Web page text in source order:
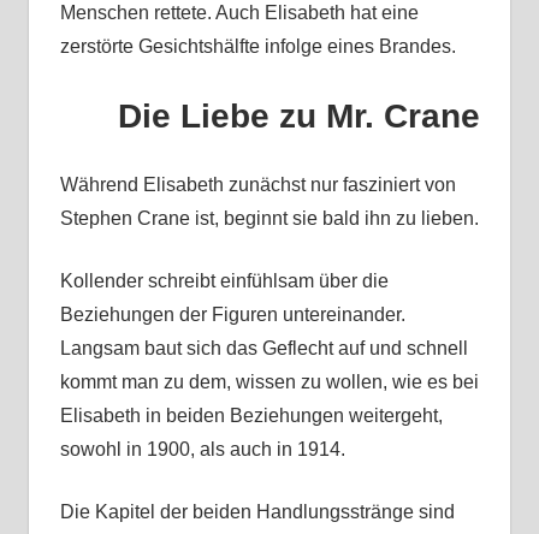
Menschen rettete. Auch Elisabeth hat eine
zerstörte Gesichtshälfte infolge eines Brandes.
Die Liebe zu Mr. Crane
Während Elisabeth zunächst nur fasziniert von
Stephen Crane ist, beginnt sie bald ihn zu lieben.
Kollender schreibt einfühlsam über die
Beziehungen der Figuren untereinander.
Langsam baut sich das Geflecht auf und schnell
kommt man zu dem, wissen zu wollen, wie es bei
Elisabeth in beiden Beziehungen weitergeht,
sowohl in 1900, als auch in 1914.
Die Kapitel der beiden Handlungsstränge sind